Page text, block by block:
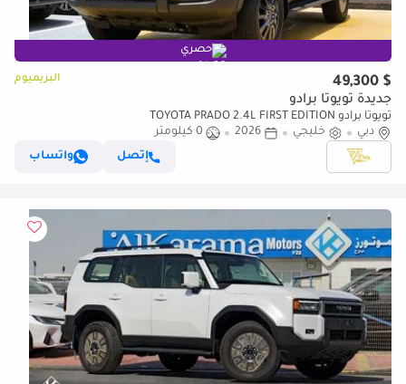
حصري
$ 49,300 البريميوم
جديدة تويوتا برادو
تويوتا برادو TOYOTA PRADO 2.4L FIRST EDITION
دبي
خليجي 2026
0 كيلومتر
إتصل
واتساب